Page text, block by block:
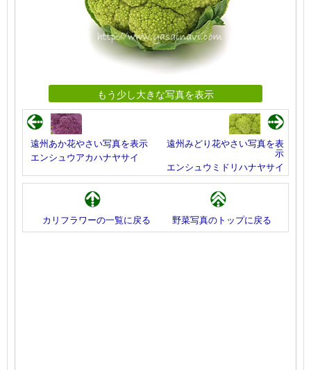
もう少し大きな写真を表示
遠州あか花やさい写真を表示
エンシュウアカハナヤサイ
遠州みどり花やさい写真を表
示
エンシュウミドリハナヤサイ
カリフラワーの一覧に戻る 野菜写真のトップに戻る